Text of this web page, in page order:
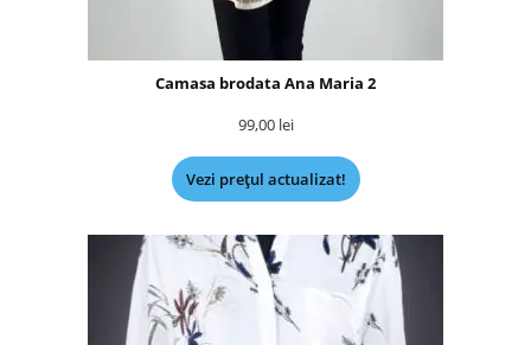
Camasa brodata Ana Maria 2
99,00 lei
Vezi prețul actualizat!